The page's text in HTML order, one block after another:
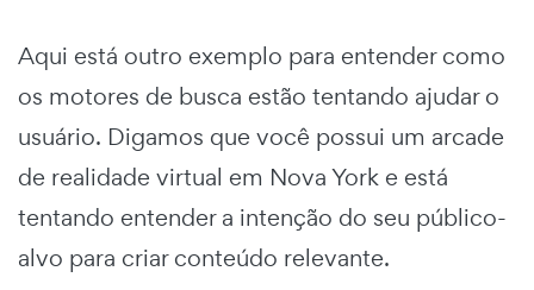
Aqui está outro exemplo para entender como
os motores de busca estão tentando ajudar o
usuário. Digamos que você possui um arcade
de realidade virtual em Nova York e está
tentando entender a intenção do seu público-
alvo para criar conteúdo relevante.